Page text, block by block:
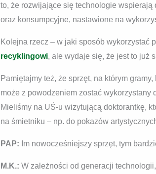
to, że rozwijające się technologie
oraz konsumpcyjne, nastawione na
Kolejna rzecz – w jaki sposób wykorzystać
recyklingowi, ale wydaje się, że jest to już
Pamiętajmy też, że sprzęt, na którym
może z powodzeniem zostać
Mieliśmy na UŚ-u wizytującą doktorantkę,
na śmietniku – np. do pokazów
PAP: Im nowocześniejszy sprzęt, tym
M.K.: W zależności od generacji